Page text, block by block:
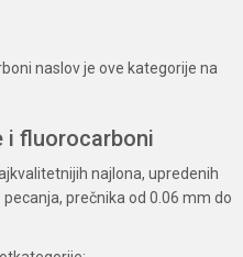
naslov je ove kategorije na
i fluorocarboni
najlona, upredenih
prečnika od 0.06 mm do